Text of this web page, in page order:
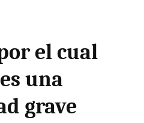
el cual
una
grave